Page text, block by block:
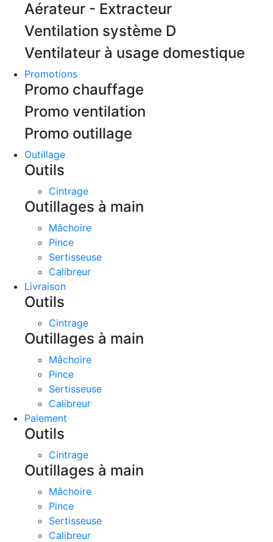
Aérateur - Extracteur
Ventilation système D
Ventilateur à usage domestique
Promotions
Promo chauffage
Promo ventilation
Promo outillage
Outillage
Outils
Cintrage
Outillages à main
Mâchoire
Pince
Sertisseuse
Calibreur
Livraison
Outils
Cintrage
Outillages à main
Mâchoire
Pince
Sertisseuse
Calibreur
Paiement
Outils
Cintrage
Outillages à main
Mâchoire
Pince
Sertisseuse
Calibreur